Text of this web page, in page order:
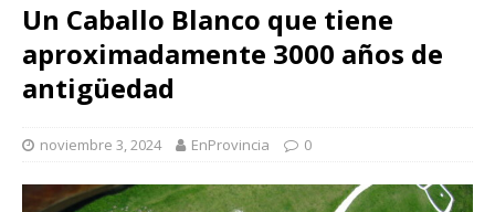
Un Caballo Blanco que tiene
aproximadamente 3000 años de
antigüedad
noviembre 3, 2024 EnProvincia 0